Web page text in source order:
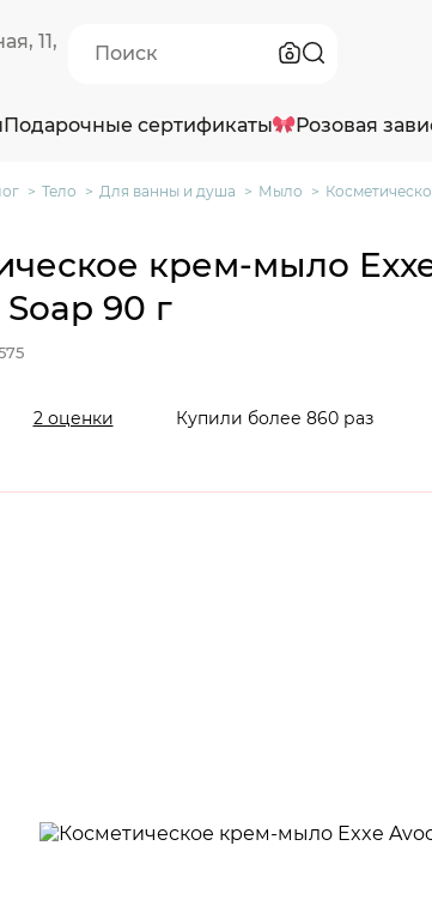
11,
Подарочные сертификаты Розовая
Тело Для ванны и душа Мыло
крем-мыло
90 г
2 оценки Купили более 860 раз